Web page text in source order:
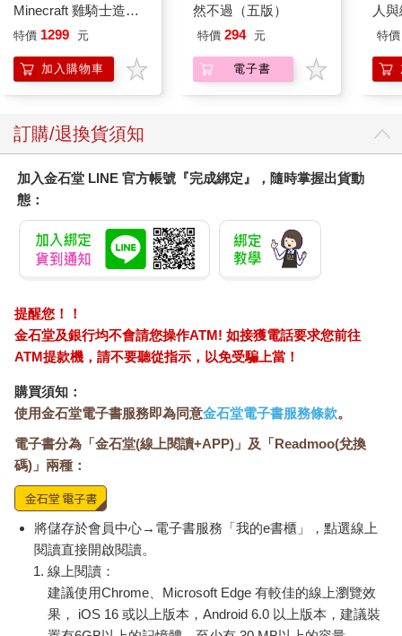
Minecraft 雞騎士造型
ICON小夜燈
特價 1299 元
加入購物車
然不過（五版）
特價 294 元
電子書
人
平
特價
訂購/退換貨須知
加入金石堂 LINE 官方帳號『完成綁定』，隨時掌握出貨動
態：
提醒您！！
金石堂及銀行均不會請您操作ATM! 如接獲電話要求您前往
ATM提款機，請不要聽從指示，以免受騙上當！
購買須知：
使用金石堂電子書服務即為同意金石堂電子書服務條款。
電子書分為「金石堂(線上閱讀+APP)」及「Readmoo(兌換
碼)」兩種：
將儲存於會員中心→電子書服務「我的e書櫃」，點選線上
閱讀直接開啟閱讀。
線上閱讀：
建議使用Chrome、Microsoft Edge 有較佳的線上瀏覽效
果， iOS 16 或以上版本，Android 6.0 以上版本，建議裝